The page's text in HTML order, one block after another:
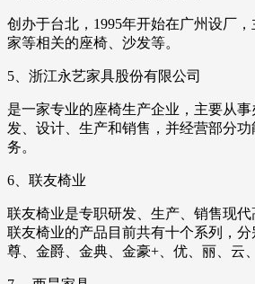
创办于台北，1995年开始在广州设厂
家等相关的座椅、沙发等。
5、浙江永艺家具股份有限公司
是一家专业的座椅生产企业，主要从
发、设计、生产和销售，并经营部分
务。
6、联友椅业
联友椅业是专职研发、生产、销售现代
联友椅业的产品目前共有十个系列，
尊、金爵、金典、金豪+、优、丽、云